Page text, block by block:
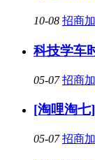
10-08 招商
科技学车
05-07 招商
[淘哩淘七
05-07 招商